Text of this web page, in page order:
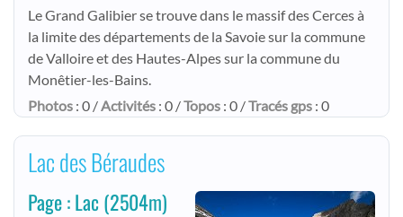
Le Grand Galibier se trouve dans le massif des Cerces à
la limite des départements de la Savoie sur la commune
de Valloire et des Hautes-Alpes sur la commune du
Monêtier-les-Bains.
Photos : 0 /Activités : 0 /Topos : 0 /Tracés gps : 0
Lac des Béraudes
Page : Lac(2504m)